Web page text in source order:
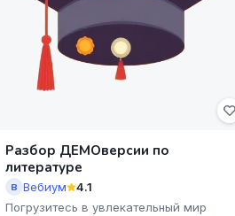
Разбор ДЕМОверсии по
литературе
В Вебиум
4.1
Погрузитесь в увлекательный мир